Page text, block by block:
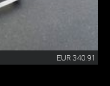
EUR 340.91